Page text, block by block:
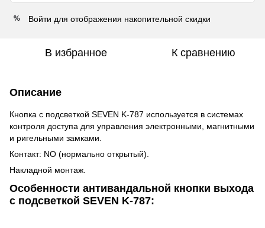
% Войти для отображения накопительной скидки
В избранное К сравнению
Описание
Кнопка с подсветкой SEVEN K-787 используется в системах
контроля доступа для управления электронными, магнитными
и ригельными замками.
Контакт: NO (нормально открытый).
Накладной монтаж.
Особенности антивандальной кнопки выхода
с подсветкой SEVEN K-787: